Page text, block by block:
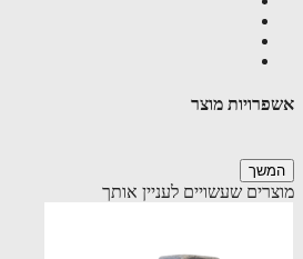
מוצר
שעשויים לעניין אותך